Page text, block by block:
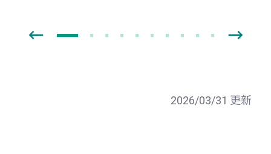
2026/03/31 更新